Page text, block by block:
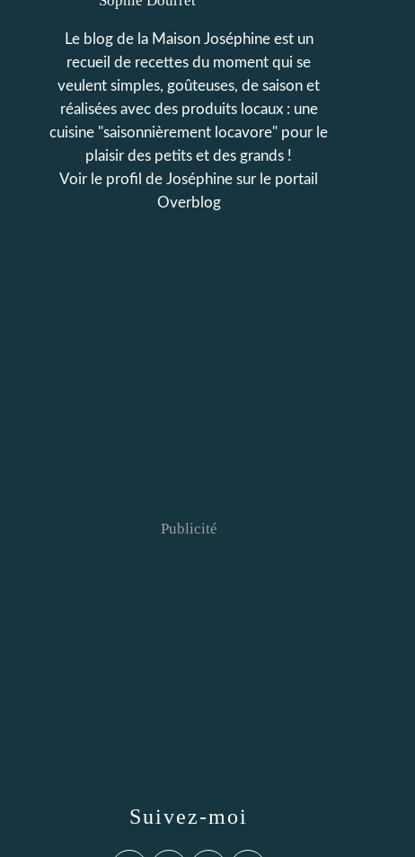
Le blog de la Maison Joséphine est un
recueil de recettes du moment qui se
veulent simples, goûteuses, de saison et
réalisées avec des produits locaux : une
cuisine "saisonnièrement locavore" pour le
plaisir des petits et des grands !
Voir le profil de Joséphine sur le portail
Overblog
Suivez-moi
Publicité